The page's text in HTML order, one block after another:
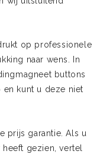
op professionele
naar wens. In
buttons
kunt u deze niet
prijs garantie. Als u
gezien, vertel